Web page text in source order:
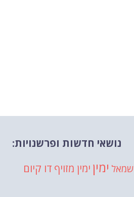
נושאי חדשות ופרשנויות:
שמאל ימין ימין מזויף דו קיום